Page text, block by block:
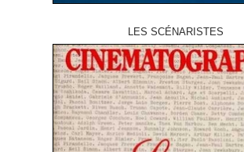
LES SCÉNARISTES